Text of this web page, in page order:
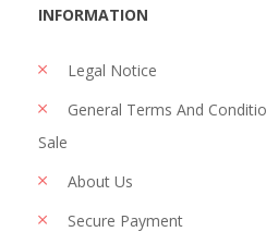
INFORMATION
Legal Notice
General Terms And
Sale
About Us
Secure Payment